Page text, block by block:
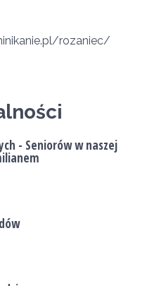
rozaniec/
- Seniorów w naszej